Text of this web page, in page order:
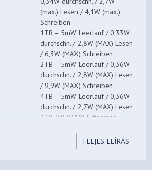
(max.) Lesen / 4,1W (max.)
Schreiben
1TB – 5mW Leerlauf / 0,33W
durchschn. / 2,8W (MAX) Lesen
/ 6,3W (MAX) Schreiben
2TB – 5mW Leerlauf / 0,36W
durchschn. / 2,8W (MAX) Lesen
/ 9,9W (MAX) Schreiben
4TB – 5mW Leerlauf / 0,36W
durchschn. / 2,7W (MAX) Lesen
/ 10,2W (MAX) Schreiben
-40°C bis +85°C
0°C bis +70°C
TELJES LEÍRÁS